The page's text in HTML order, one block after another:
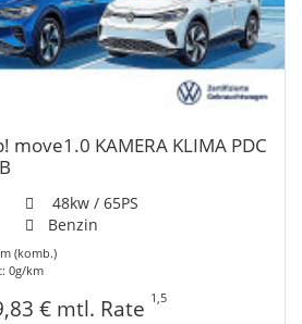
move1.0 KAMERA KLIMA PDC
48kw / 65PS
Benzin
(komb.)
0g/km
€ mtl. Rate 1,5